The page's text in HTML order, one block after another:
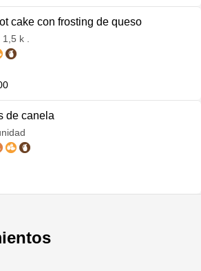
cake con frosting de queso
k .
de canela